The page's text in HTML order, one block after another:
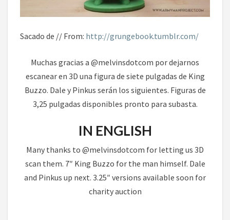
Sacado de // From: http://grungebook.tumblr.com/
Muchas gracias a @melvinsdotcom por dejarnos
escanear en 3D una figura de siete pulgadas de King
Buzzo. Dale y Pinkus serán los siguientes. Figuras de
3,25 pulgadas disponibles pronto para subasta.
IN ENGLISH
Many thanks to @melvinsdotcom for letting us 3D
scan them. 7″ King Buzzo for the man himself. Dale
and Pinkus up next. 3.25″ versions available soon for
charity auction